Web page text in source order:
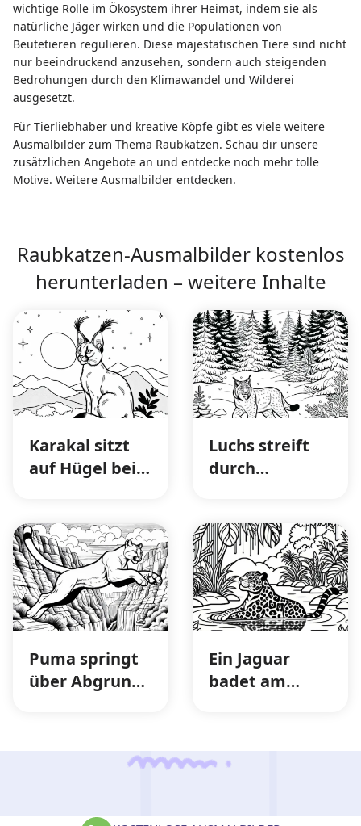
wichtige Rolle im Ökosystem ihrer Heimat, indem sie als
natürliche Jäger wirken und die Populationen von
Beutetieren regulieren. Diese majestätischen Tiere sind nicht
nur beeindruckend anzusehen, sondern auch steigenden
Bedrohungen durch den Klimawandel und Wilderei
ausgesetzt.
Für Tierliebhaber und kreative Köpfe gibt es viele weitere
Ausmalbilder zum Thema Raubkatzen. Schau dir unsere
zusätzlichen Angebote an und entdecke noch mehr tolle
Motive. Weitere Ausmalbilder entdecken.
Raubkatzen-Ausmalbilder kostenlos
herunterladen – weitere Inhalte
Karakal sitzt
auf Hügel bei
kostenlos
Luchs streift
durch
Malvorlage
kostenlos
Puma springt
über Abgrund
Ein Jaguar
badet am
tropischen
Pflanzen –
kostenlos